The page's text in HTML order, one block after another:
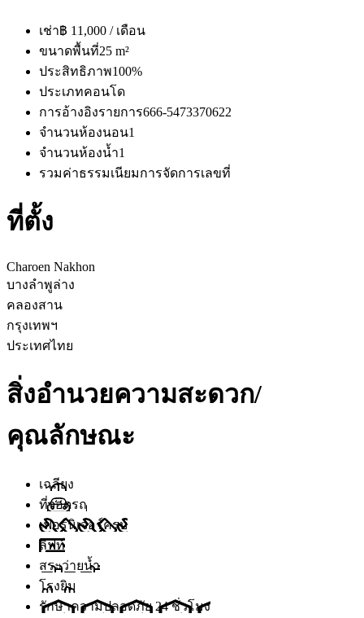
เช่า฿ 11,000 / เดือน
ขนาดพื้นที่25 m²
ประสิทธิภาพ100%
ประเภทคอนโด
การอ้างอิงรายการ666-5473370622
จำนวนห้องนอน1
จำนวนห้องน้ำ1
รวมค่าธรรมเนียมการจัดการเลขที่
ที่ตั้ง
Charoen Nakhon
บางลำพูล่าง
คลองสาน
กรุงเทพฯ
ประเทศไทย
สิ่งอำนวยความสะดวก/
คุณลักษณะ
เฉลียง
ที่จอดรถ
เฟอร์นิเจอร์ครบ
ลิฟท์
สระว่ายน้ำ
โรงยิม
รักษาความปลอดภัย 24 ชั่วโมง